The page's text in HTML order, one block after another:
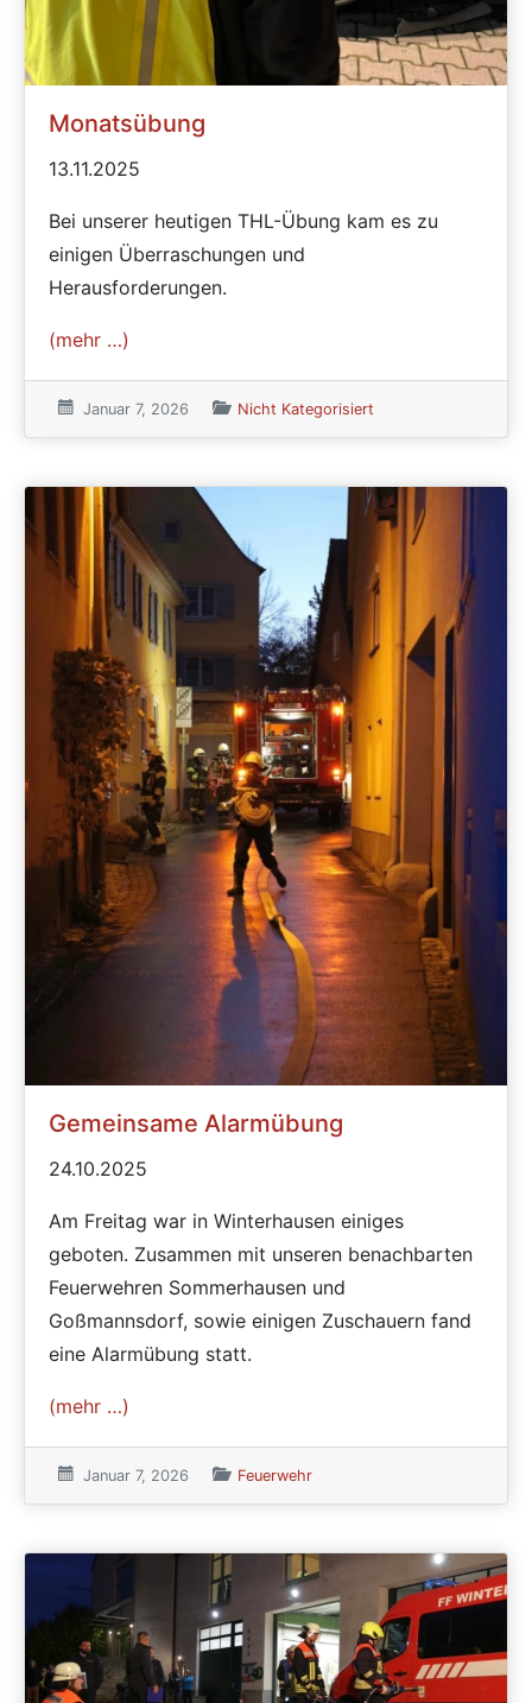
Monatsübung
13.11.2025
Bei unserer heutigen THL-Übung kam es zu
einigen Überraschungen und
Herausforderungen.
(mehr …)
Veröffentlicht am:
Januar 7, 2026 Veröffentlicht in den Kategorien
Nicht Kategorisiert
Gemeinsame Alarmübung
24.10.2025
Am Freitag war in Winterhausen einiges
geboten. Zusammen mit unseren benachbarten
Feuerwehren Sommerhausen und
Goßmannsdorf, sowie einigen Zuschauern fand
eine Alarmübung statt.
(mehr …)
Veröffentlicht am:
Januar 7, 2026 Veröffentlicht in den Kategorien
Feuerwehr